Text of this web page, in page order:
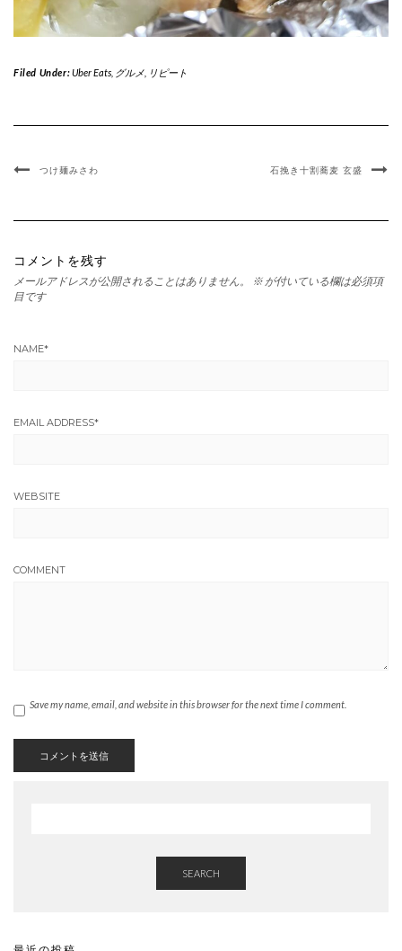
Filed Under:Uber Eats, グルメ, リピート
つけ麺みさわ 石挽き十割蕎麦 玄盛
コメントを残す
メールアドレスが公開されることはありません。 ※ が付いている欄は必須項
目です
NAME*
EMAIL ADDRESS*
WEBSITE
COMMENT
Save my name, email, and website in this browser for the next time I comment.
SEARCH